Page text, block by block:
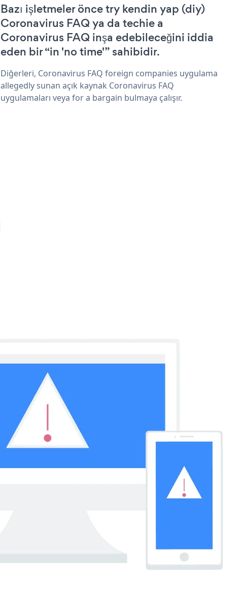
Bazı işletmeler önce try kendin yap (diy)
Coronavirus FAQ ya da techie a
Coronavirus FAQ inşa edebileceğini iddia
eden bir “in 'no time'” sahibidir.
Diğerleri, Coronavirus FAQ foreign companies uygulama
allegedly sunan açık kaynak Coronavirus FAQ
uygulamaları veya for a bargain bulmaya çalışır.